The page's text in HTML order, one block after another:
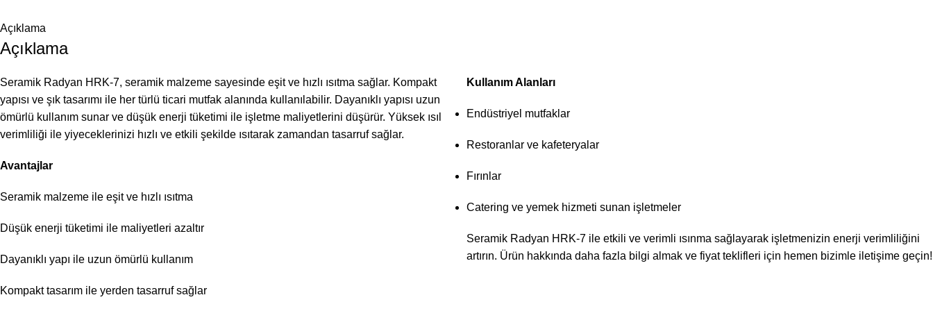
Açıklama
Açıklama
Seramik Radyan HRK-7, seramik malzeme sayesinde eşit ve hızlı ısıtma sağlar. Kompakt
yapısı ve şık tasarımı ile her türlü ticari mutfak alanında kullanılabilir. Dayanıklı yapısı uzun
ömürlü kullanım sunar ve düşük enerji tüketimi ile işletme maliyetlerini düşürür. Yüksek ısıl
verimliliği ile yiyeceklerinizi hızlı ve etkili şekilde ısıtarak zamandan tasarruf sağlar.
Avantajlar
Seramik malzeme ile eşit ve hızlı ısıtma
Düşük enerji tüketimi ile maliyetleri azaltır
Dayanıklı yapı ile uzun ömürlü kullanım
Kompakt tasarım ile yerden tasarruf sağlar
Kullanım Alanları
Endüstriyel mutfaklar
Restoranlar ve kafeteryalar
Fırınlar
Catering ve yemek hizmeti sunan işletmeler
Seramik Radyan HRK-7 ile etkili ve verimli ısınma sağlayarak işletmenizin enerji verimliliğini
artırın. Ürün hakkında daha fazla bilgi almak ve fiyat teklifleri için hemen bizimle iletişime geçin!